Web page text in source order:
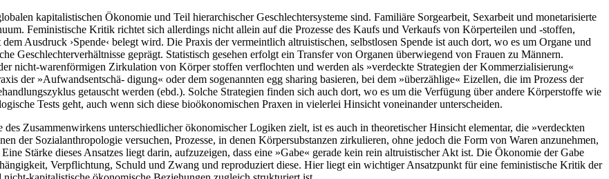
kapitalistischen Ökonomie und Teil hierarchischer Geschlechtersysteme sind. Familiäre Sorgearbeit, Sexarbeit und monetarisierte
Feministische Kritik richtet sich allerdings nicht allein auf die Prozesse des Kaufs und Verkaufs von Körperteilen und -stoffen,
Ausdruck ›Spende‹ belegt wird. Die Praxis der vermeintlich altruistischen, selbstlosen Spende ist auch dort, wo es um Organe und
Geschlechterverhältnisse geprägt. Statistisch gesehen erfolgt ein Transfer von Organen überwiegend von Frauen zu Männern.
nicht-warenförmigen Zirkulation von Körper stoffen verflochten und werden als »verdeckte Strategien der Kommerzialisierung«
der »Aufwandsentschä- digung« oder dem sogenannten egg sharing basieren, bei dem »überzählige« Eizellen, die im Prozess der
getauscht werden (ebd.). Solche Strategien finden sich auch dort, wo es um die Verfügung über andere Körperstoffe wie
Tests geht, auch wenn sich diese bioökonomischen Praxen in vielerlei Hinsicht voneinander unterscheiden.
Zusammenwirkens unterschiedlicher ökonomischer Logiken zielt, ist es auch in theoretischer Hinsicht elementar, die »verdeckten
der Sozialanthropologie versuchen, Prozesse, in denen Körpersubstanzen zirkulieren, ohne jedoch die Form von Waren anzunehmen,
Stärke dieses Ansatzes liegt darin, aufzuzeigen, dass eine »Gabe« gerade kein rein altruistischer Akt ist. Die Ökonomie der Gabe
Verpflichtung, Schuld und Zwang und reproduziert diese. Hier liegt ein wichtiger Ansatzpunkt für eine feministische Kritik der